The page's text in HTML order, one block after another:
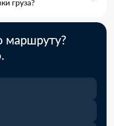
груза?
маршруту?